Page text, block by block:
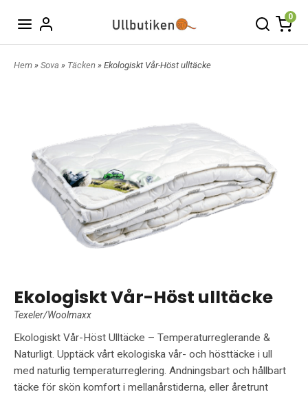
0
Hem » Sova » Täcken » Ekologiskt Vår-Höst ulltäcke
Ekologiskt Vår-Höst ulltäcke
Texeler/Woolmaxx
Ekologiskt Vår-Höst Ulltäcke – Temperaturreglerande &
Naturligt. Upptäck vårt ekologiska vår- och hösttäcke i ull
med naturlig temperaturreglering. Andningsbart och hållbart
täcke för skön komfort i mellanårstiderna, eller åretrunt